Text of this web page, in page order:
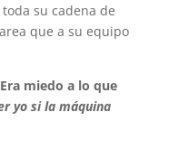
su cadena de
que a su equipo
miedo a lo que
yo si la máquina